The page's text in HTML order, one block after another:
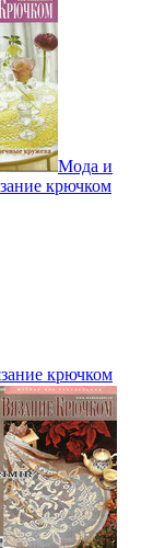
Мода и
крючком
крючком